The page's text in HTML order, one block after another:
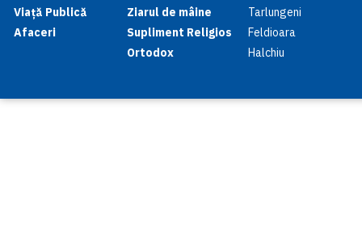
Viață Publică
Afaceri
Ziarul de mâine
Supliment Religios
Ortodox
Tarlungeni
Feldioara
Halchiu